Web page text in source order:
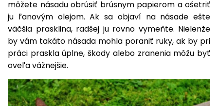
Fukáre a
vysávače
na lístie
Záhradné
Fúriky
Rezačky
na
betón
Meracie
prístroje
Nabíjačky
autobatérií
Doplnky
môžete násadu obrúsiť brúsnym papierom a ošetriť
ju ľanovým olejom. Ak sa objaví na násade ešte
väčšia prasklina, radšej ju rovno vymeňte. Nielenže
by vám takáto násada mohla poraniť ruky, ak by pri
práci praskla úplne, škody alebo zranenia môžu byť
oveľa vážnejšie.